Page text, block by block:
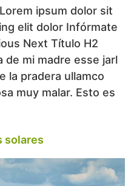
ipsum dolor sit
elit dolor Infórmate
Next Título H2
de mi madre esse jarl
la pradera ullamco
muy malar. Esto es
solares